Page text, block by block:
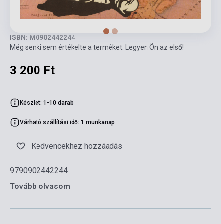
ISBN: M0902442244
Még senki sem értékelte a terméket. Legyen Ön az első!
3 200 Ft
Készlet: 1-10 darab
Várható szállítási idő: 1 munkanap
Kedvencekhez hozzáadás
9790902442244
Tovább olvasom